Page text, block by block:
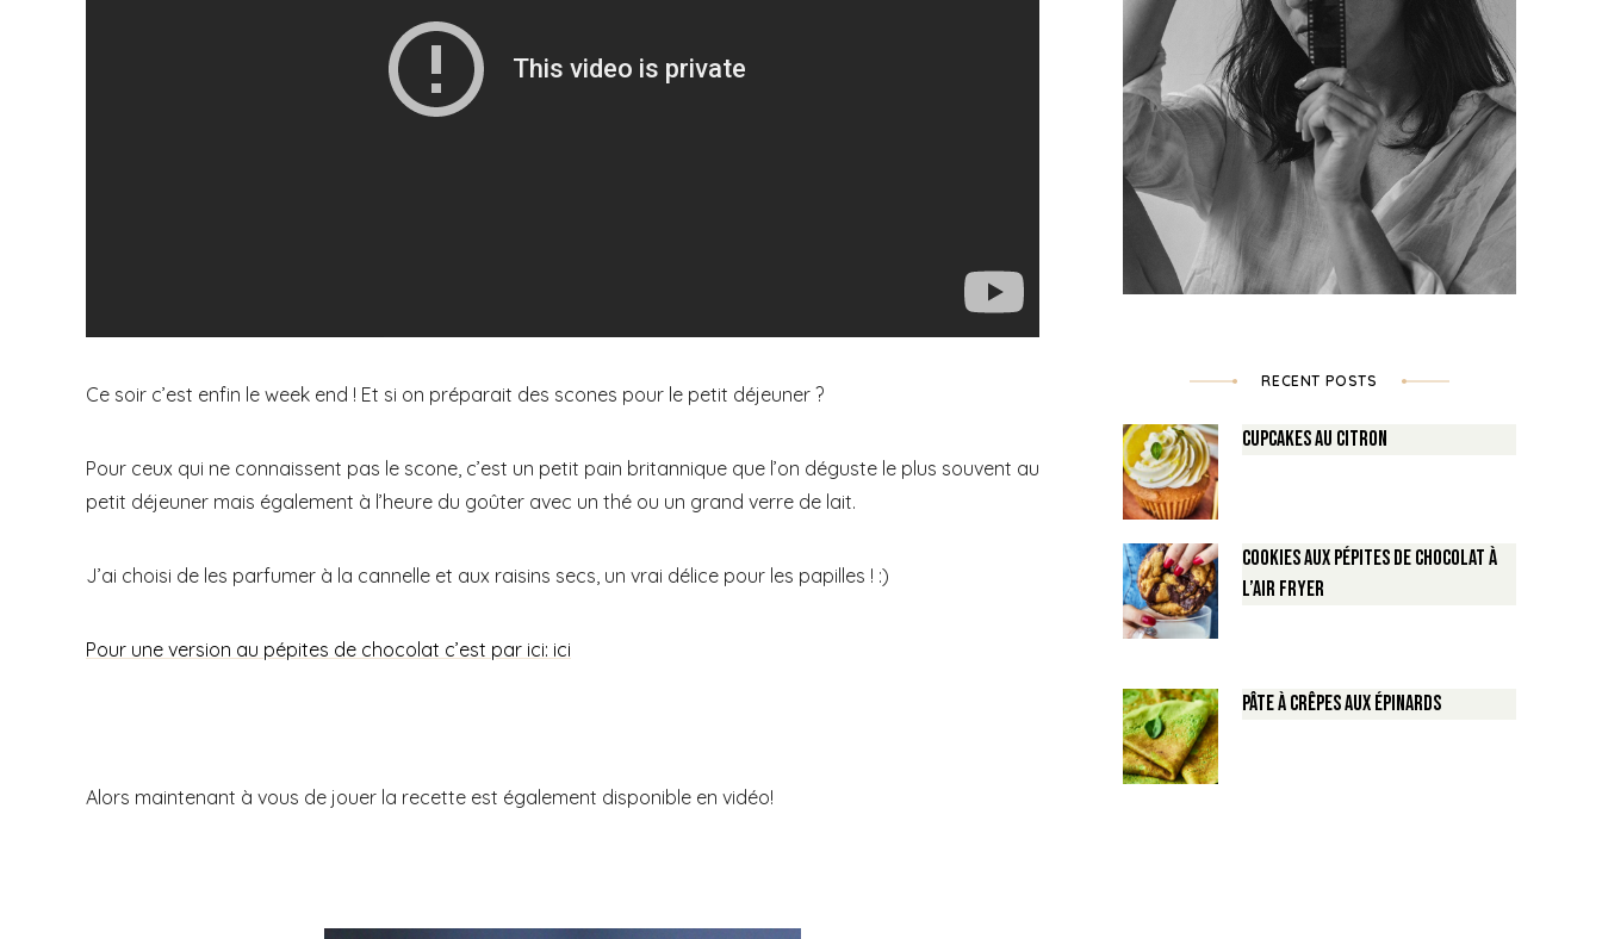
Ce soir c’est enfin le week end ! Et si on préparait des scones pour le petit déjeuner ?
Pour ceux qui ne connaissent pas le scone, c’est un petit pain britannique que l’on déguste le plus souvent au
petit déjeuner mais également à l’heure du goûter avec un thé ou un grand verre de lait.
J’ai choisi de les parfumer à la cannelle et aux raisins secs, un vrai délice pour les papilles ! :)
Pour une version au pépites de chocolat c’est par ici: ici
Alors maintenant à vous de jouer la recette est également disponible en vidéo!
RECENT POSTS
Cupcakes au Citron
Cookies aux pépites de Chocolat à
l’air fryer
Pâte à crêpes aux épinards